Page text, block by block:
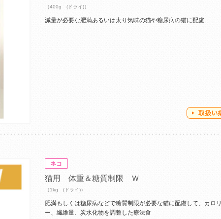
（400g (ドライ)）
減量が必要な肥満あるいは太り気味の猫や糖尿病の猫に配慮
猫用 体重＆糖質制限 Ｗ
（1kg (ドライ)）
肥満もしくは糖尿病などで糖質制限が必要な猫に配慮して、カロリ
ー、繊維量、炭水化物を調整した療法食